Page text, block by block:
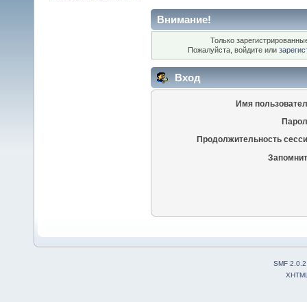
Внимание!
Только
Пожалуйста, войдите или
Вход
Имя
Продолжительность
SMF 2.0.2